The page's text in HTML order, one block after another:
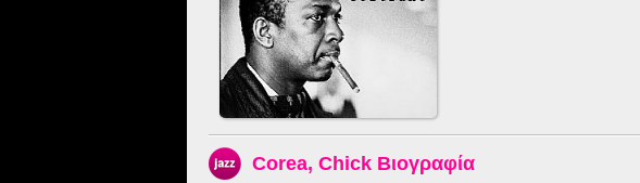
Corea, Chick Βιογραφία